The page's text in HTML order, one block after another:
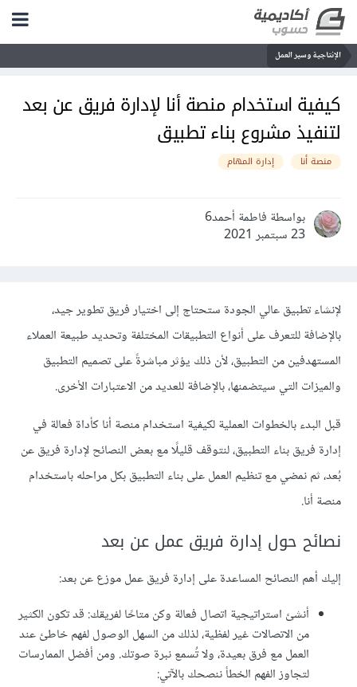
الإنتاجية وسير العمل
كيفية استخدام منصة أنا لإدارة فريق عن بعد
لتنفيذ مشروع بناء تطبيق
منصة أنا إدارة المهام
بواسطة فاطمة أحمد6
23 سبتمبر 2021
لإنشاء تطبيق عالي الجودة ستحتاج إلى اختيار فريق تطوير جيد،
بالإضافة للتعرف على أنواع التطبيقات المختلفة وتحديد طبيعة العملاء
المستهدفين من التطبيق، لأن ذلك يؤثر مباشرةً على تصميم التطبيق
والميزات التي سيتضمنها، بالإضافة للعديد من الاعتبارات الأخرى.
قبل البدء بالخطوات العملية لكيفية استخدام منصة أنا كأداة فعالة في
إدارة فريق بناء التطبيق، لنتوقف قليلًا مع بعض النصائح لإدارة فريق عن
بُعد، ثم نمضي مع تنظيم العمل على بناء التطبيق بكل مراحله باستخدام
منصة أنا.
نصائح حول إدارة فريق عمل عن بعد
إليك أهم النصائح المساعدة على إدارة فريق عمل موزع عن بعد:
أنشئ استراتيجية اتصال فعالة وكن متاحًا لفريقك: قد تكون الكثير
من الاتصالات غير لفظية، لذلك من السهل الوصول لفهم خاطئ عند
العمل مع فرق بعيدة، ولا تُسمع نبرة صوتك. ومن أفضل الممارسات
لتجاوز الفهم الخطأ ننصحك بالآتي: